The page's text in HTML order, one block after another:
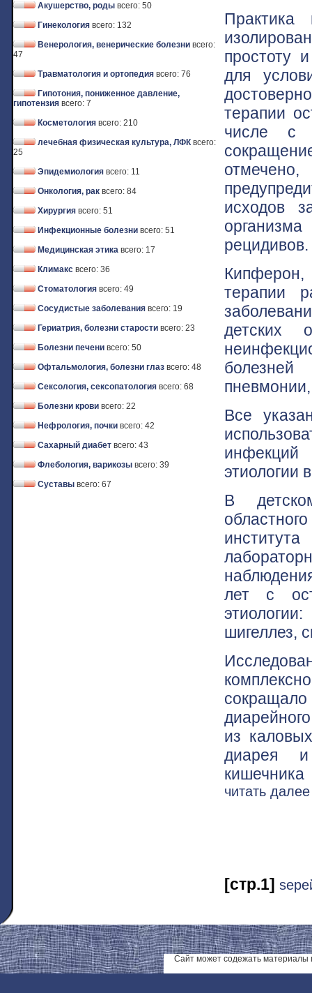
Акушерство, роды всего: 50
Гинекология всего: 132
Венерология, венерические болезни всего:
47
Травматология и ортопедия всего: 76
Гипотония, пониженное давление,
гипотензия всего: 7
Косметология всего: 210
лечебная физическая культура, ЛФК всего:
25
Эпидемиология всего: 11
Онкология, рак всего: 84
Хирургия всего: 51
Инфекционные болезни всего: 51
Медицинская этика всего: 17
Климакс всего: 36
Стоматология всего: 49
Сосудистые заболевания всего: 19
Гериатрия, болезни старости всего: 23
Болезни печени всего: 50
Офтальмология, болезни глаз всего: 48
Сексология, сексопатология всего: 68
Болезни крови всего: 22
Нефрология, почки всего: 42
Сахарный диабет всего: 43
Флебология, варикозы всего: 39
Суставы всего: 67
Практика
простоту
для
терапии
числе с
отмечено,
исходов
рецидивов.
терапии
детских
Все
инфекций
этиологии
В
лет с
шигеллез,
из
диарея и
читать
[стр.1]
Сайт может содежать материалы